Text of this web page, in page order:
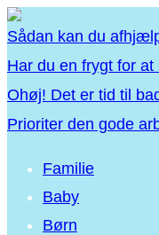
Sådan kan du
Har du en frygt for
Ohøj! Det er tid til
Prioriter den gode
Familie
Baby
Børn